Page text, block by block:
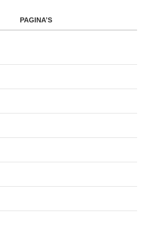
PAGINA’S